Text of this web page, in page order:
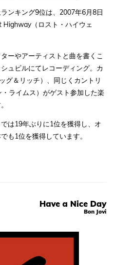
ンキング9位は、2007年6月8日
Highway（ロスト・ハイウェ
ーやアーティストと曲を書くこ
ュビルにてレコーディング。カ
グ＆リッチ）、同じくカントリ
ライムス）がゲスト参加した楽
は19年ぶりに1位を獲得し、オ
も1位を獲得しています。
Have a Nice Day
Bon Jovi